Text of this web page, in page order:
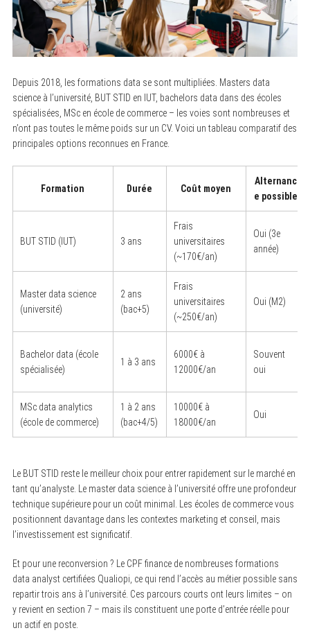
Depuis 2018, les formations data se sont multipliées. Masters data
science à l’université, BUT STID en IUT, bachelors data dans des écoles
spécialisées, MSc en école de commerce – les voies sont nombreuses et
n’ont pas toutes le même poids sur un CV. Voici un tableau comparatif des
principales options reconnues en France.
Formation Durée Coût moyen
Alternanc
e possible
BUT STID (IUT) 3 ans
Frais
universitaires
(~170€/an)
Oui (3e
année)
Master data science
(université)
2 ans
(bac+5)
Frais
universitaires
(~250€/an)
Oui (M2)
Bachelor data (école
spécialisée)
1 à 3 ans
6000€ à
12000€/an
Souvent
oui
MSc data analytics
(école de commerce)
1 à 2 ans
(bac+4/5)
10000€ à
18000€/an
Oui
Le BUT STID reste le meilleur choix pour entrer rapidement sur le marché en
tant qu’analyste. Le master data science à l’université offre une profondeur
technique supérieure pour un coût minimal. Les écoles de commerce vous
positionnent davantage dans les contextes marketing et conseil, mais
l’investissement est significatif.
Et pour une reconversion ? Le CPF finance de nombreuses formations
data analyst certifiées Qualiopi, ce qui rend l’accès au métier possible sans
repartir trois ans à l’université. Ces parcours courts ont leurs limites – on
y revient en section 7 – mais ils constituent une porte d’entrée réelle pour
un actif en poste.